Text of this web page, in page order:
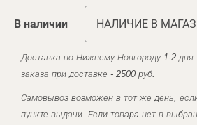
В наличии НАЛИЧИЕ В
Доставка по Нижнему Новгороду 1-2
заказа при доставке - 2500 руб.
Самовывоз возможен в тот же день,
пункте выдачи. Если товара нет в